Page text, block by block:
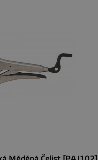
Měděná Čelist [PAJ102]